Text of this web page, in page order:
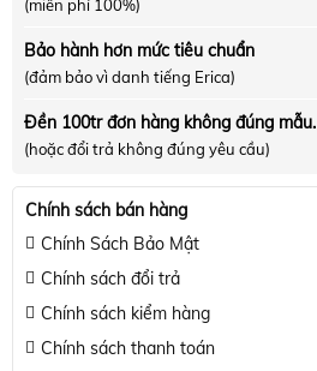
(miễn phí 100%)
Bảo hành hơn mức tiêu chuẩn
(đảm bảo vì danh tiếng Erica)
Đền 100tr đơn hàng không đúng mẫu.
(hoặc đổi trả không đúng yêu cầu)
Chính sách bán hàng
Chính Sách Bảo Mật
Chính sách đổi trả
Chính sách kiểm hàng
Chính sách thanh toán